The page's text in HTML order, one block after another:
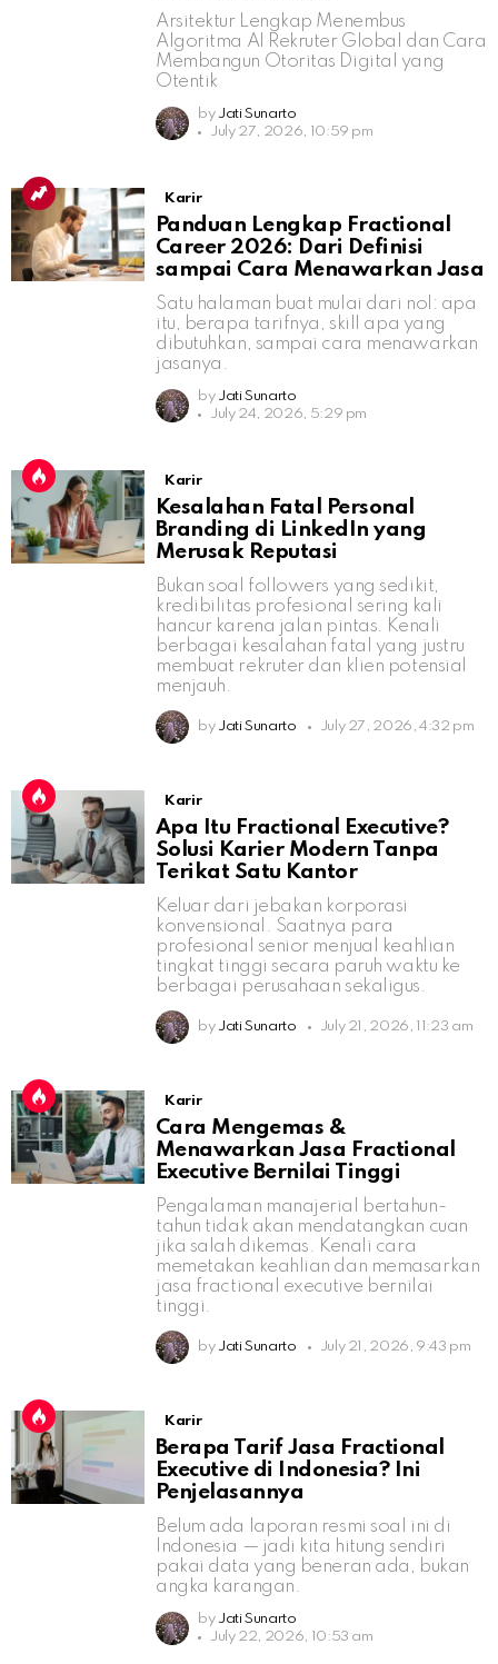
Arsitektur Lengkap Menembus
Algoritma AI Rekruter Global dan Cara
Membangun Otoritas Digital yang
Otentik
by Jati Sunarto
July 27, 2026, 10:59 pm
Karir
Panduan Lengkap Fractional
Career 2026: Dari Definisi
sampai Cara Menawarkan Jasa
Satu halaman buat mulai dari nol: apa
itu, berapa tarifnya, skill apa yang
dibutuhkan, sampai cara menawarkan
jasanya.
by Jati Sunarto
July 24, 2026, 5:29 pm
Karir
Kesalahan Fatal Personal
Branding di LinkedIn yang
Merusak Reputasi
Bukan soal followers yang sedikit,
kredibilitas profesional sering kali
hancur karena jalan pintas. Kenali
berbagai kesalahan fatal yang justru
membuat rekruter dan klien potensial
menjauh.
by Jati Sunarto July 27, 2026, 4:32 pm
Karir
Apa Itu Fractional Executive?
Solusi Karier Modern Tanpa
Terikat Satu Kantor
Keluar dari jebakan korporasi
konvensional. Saatnya para
profesional senior menjual keahlian
tingkat tinggi secara paruh waktu ke
berbagai perusahaan sekaligus.
by Jati Sunarto July 21, 2026, 11:23 am
Karir
Cara Mengemas &
Menawarkan Jasa Fractional
Executive Bernilai Tinggi
Pengalaman manajerial bertahun-
tahun tidak akan mendatangkan cuan
jika salah dikemas. Kenali cara
memetakan keahlian dan memasarkan
jasa fractional executive bernilai
tinggi.
by Jati Sunarto July 21, 2026, 9:43 pm
Karir
Berapa Tarif Jasa Fractional
Executive di Indonesia? Ini
Penjelasannya
Belum ada laporan resmi soal ini di
Indonesia — jadi kita hitung sendiri
pakai data yang beneran ada, bukan
angka karangan.
by Jati Sunarto
July 22, 2026, 10:53 am